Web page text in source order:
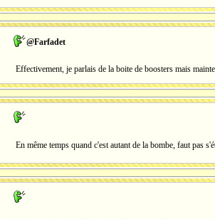
@Farfadet
Effectivement, je parlais de la boite de boosters mais
En même temps quand c'est autant de la bombe, faut pas